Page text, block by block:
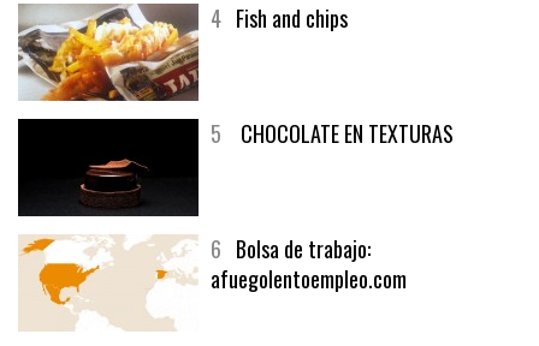
4 Fish and chips
5 CHOCOLATE EN TEXTURAS
6 Bolsa de trabajo:
afuegolentoempleo.com